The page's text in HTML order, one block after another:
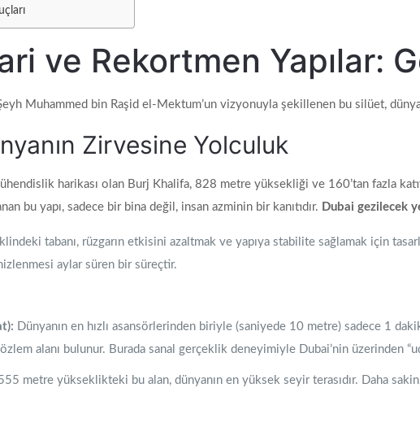
ve Rekortmen Yapılar:
Muhammed bin Raşid el-Mektum’un vizyonuyla şekillenen bu silüet,
Zirvesine Yolculuk
harikası olan Burj Khalifa, 828 metre yüksekliği ve 160’tan fazla
bu yapı, sadece bir bina değil, insan azminin bir kanıtıdır. Dubai gezilecek
tabanı, rüzgarın etkisini azaltmak ve yapıya stabilite sağlamak için
aylar süren bir süreçtir.
Dünyanın en hızlı asansörlerinden biriyle (saniyede 10 metre) sadece 1
alanı bulunur. Burada sanal gerçeklik deneyimiyle Dubai’nin üzerinden
metre yükseklikteki bu alan, dünyanın en yüksek seyir terasıdır. Daha